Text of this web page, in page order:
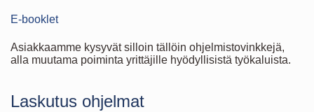
E-booklet
Asiakkaamme kysyvät silloin tällöin ohjelmistovinkkejä,
alla muutama poiminta yrittäjille hyödyllisistä työkaluista.
Laskutus ohjelmat